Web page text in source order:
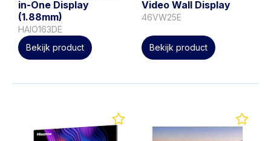
in-One Display
(1.88mm)
HAIO163DE
Bekijk product
Video Wall Display
46VW25E
Bekijk product